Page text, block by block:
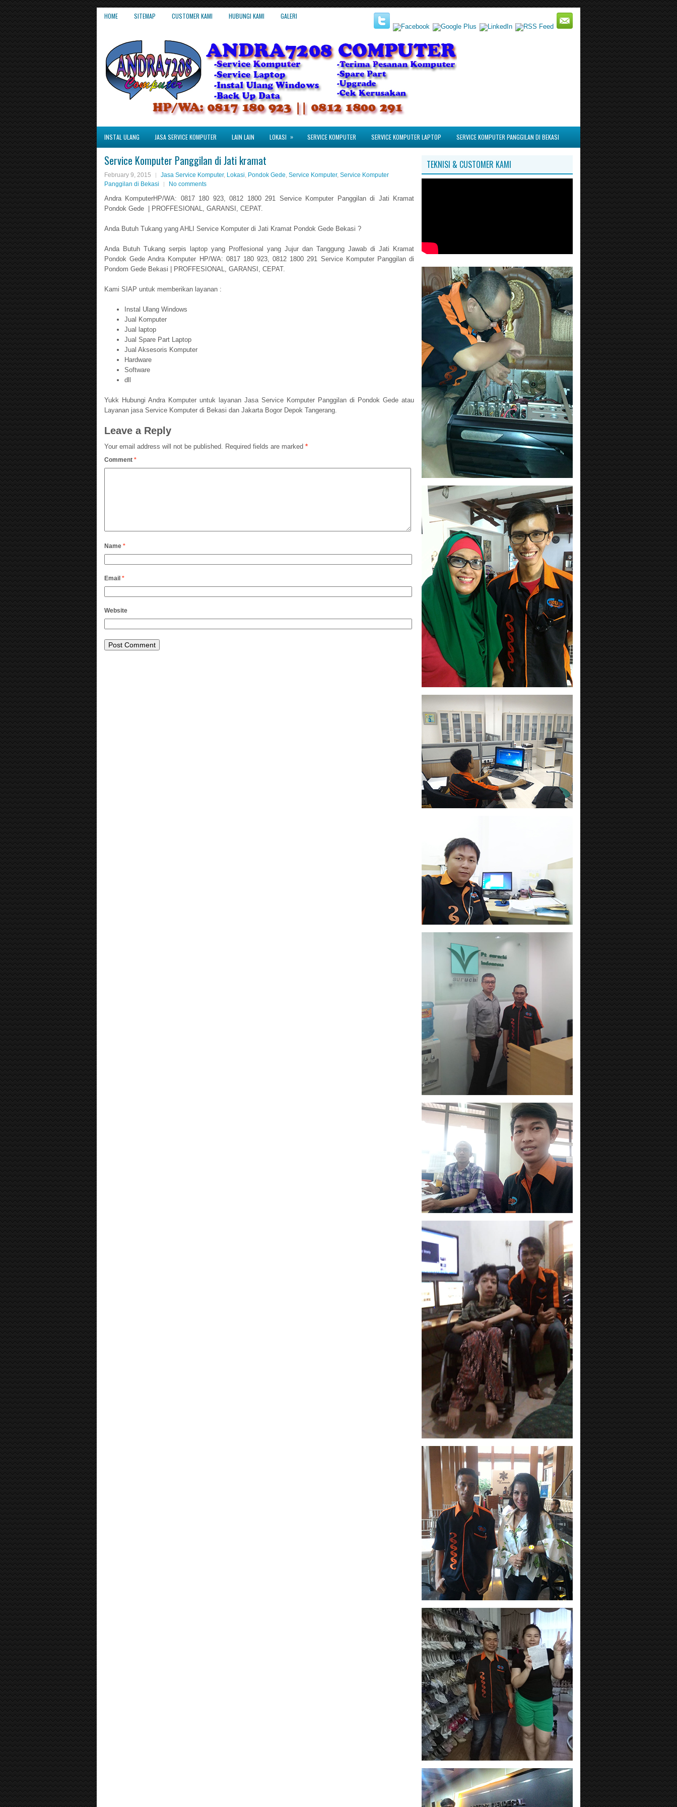
HOME SITEMAP CUSTOMER KAMI HUBUNGI KAMI GALERI
INSTAL ULANG JASA SERVICE KOMPUTER LAIN LAIN LOKASI » SERVICE KOMPUTER SERVICE KOMPUTER LAPTOP SERVICE KOMPUTER PANGGILAN DI BEKASI
Service Komputer Panggilan di Jati kramat
February 9, 2015 Jasa Service Komputer, Lokasi, Pondok Gede, Service Komputer, Service Komputer
Panggilan di Bekasi
No comments
Andra KomputerHP/WA: 0817 180 923, 0812 1800 291 Service Komputer Panggilan di Jati Kramat
Pondok Gede | PROFFESIONAL, GARANSI, CEPAT.
Anda Butuh Tukang yang AHLI Service Komputer di Jati Kramat Pondok Gede Bekasi ?
Anda Butuh Tukang serpis laptop yang Proffesional yang Jujur dan Tanggung Jawab di Jati Kramat
Pondok Gede Andra Komputer HP/WA: 0817 180 923, 0812 1800 291 Service Komputer Panggilan di
Pondom Gede Bekasi | PROFFESIONAL, GARANSI, CEPAT.
Kami SIAP untuk memberikan layanan :
Instal Ulang Windows
Jual Komputer
Jual laptop
Jual Spare Part Laptop
Jual Aksesoris Komputer
Hardware
Software
dll
Yukk Hubungi Andra Komputer untuk layanan Jasa Service Komputer Panggilan di Pondok Gede atau
Layanan jasa Service Komputer di Bekasi dan Jakarta Bogor Depok Tangerang.
Leave a Reply
Your email address will not be published. Required fields are marked *
Comment *
Name *
Email *
Website
TEKNISI & CUSTOMER KAMI